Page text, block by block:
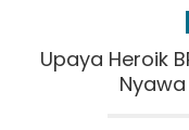
Upaya Heroik